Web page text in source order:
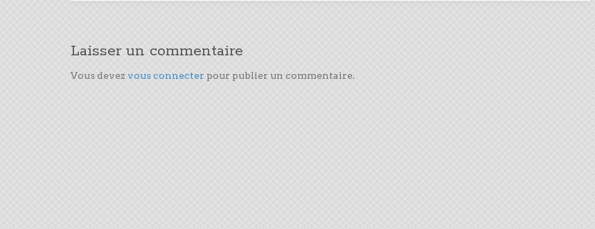
Laisser un commentaire
Vous devez vous connecter pour publier un commentaire.